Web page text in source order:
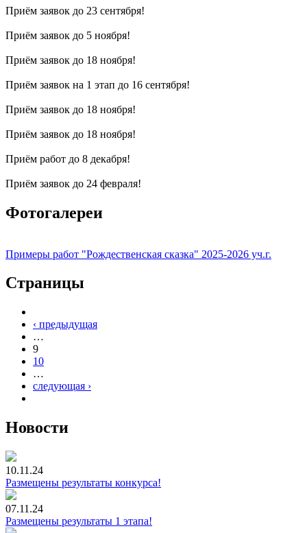
Приём заявок до 23 сентября!
Приём заявок до 5 ноября!
Приём заявок до 18 ноября!
Приём заявок на 1 этап до 16 сентября!
Приём заявок до 18 ноября!
Приём заявок до 18 ноября!
Приём работ до 8 декабря!
Приём заявок до 24 февраля!
Фотогалереи
Примеры работ "Рождественская сказка" 2025-2026 уч.г.
Страницы
‹ предыдущая
…
9
10
…
следующая ›
Новости
10.11.24
Размещены результаты конкурса!
07.11.24
Размещены результаты 1 этапа!